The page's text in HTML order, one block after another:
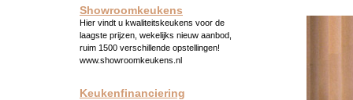
Showroomkeukens
Hier vindt u kwaliteitskeukens voor de
laagste prijzen, wekelijks nieuw aanbod,
ruim 1500 verschillende opstellingen!
www.showroomkeukens.nl
Keukenfinanciering